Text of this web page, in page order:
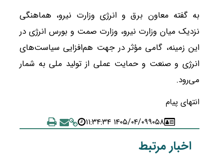
به گفته معاون برق و انرژی وزارت نیرو، هماهنگی
نزدیک میان وزارت نیرو، وزارت صمت و بورس انرژی در
این زمینه، گامی مؤثر در جهت هم‌افزایی سیاست‌های
انرژی و صنعت و حمایت عملی از تولید ملی به شمار
می‌رود.
انتهای پیام
۹۰۵۸۱۴۰۵/۰۴/۰۹ ۱۱:۳۴:۳۴
اخبار مرتبط